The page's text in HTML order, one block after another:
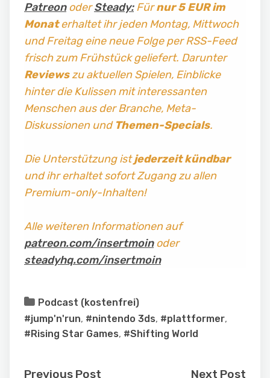
PatreonoderSteady:Fürnur 5 EUR im
Monaterhaltet ihr jeden Montag, Mittwoch
und Freitag eine neue Folge per RSS-Feed
frisch zum Frühstück geliefert. Darunter
Reviewszu aktuellen Spielen, Einblicke
hinter die Kulissen mit interessanten
Menschen aus der Branche, Meta-
Diskussionen und Themen-Specials.
Die Unterstützung istjederzeit kündbar
und ihr erhaltet sofort Zugang zu allen
Premium-only-Inhalten!
Alle weiteren Informationen auf
patreon.com/insertmoinoder
steadyhq.com/insertmoin
Podcast (kostenfrei)
#jump'n'run, #nintendo 3ds, #plattformer,
#Rising Star Games, #Shifting World
Previous Post Next Post